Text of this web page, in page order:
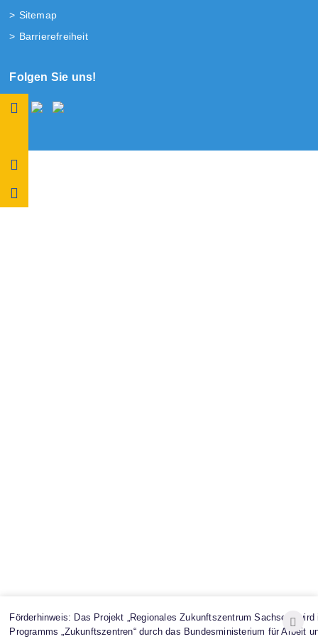
Förderhinweis: Das Projekt „Regionales Zukunftszentrum Sachsen“
Programms „Zukunftszentren“ durch das Bundesministerium für Arbeit
Sitemap
Barrierefreiheit
Folgen Sie uns!